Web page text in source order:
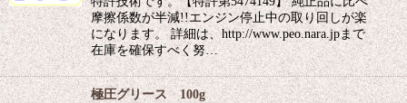
摩擦係数が半減!!エンジン停止中の取り回しが楽
になります。 詳細は、http://www.peo.nara.jpまで
在庫を確保すべく努…
極圧グリース 100g